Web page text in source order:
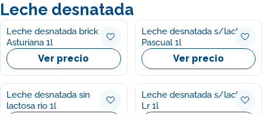
Leche desnatada
Leche desnatada brick
Asturiana 1l
Ver precio
Leche desnatada s/lactosa
Pascual 1l
Ver precio
Leche desnatada sin
lactosa rio 1l
Leche desnatada s/lactosa
Lr 1l